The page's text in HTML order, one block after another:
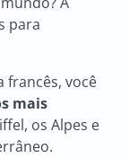
para
francês, você
mais
os Alpes e